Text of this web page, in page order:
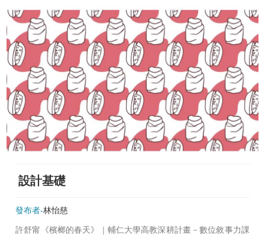
設計基礎
發布者-林怡慈
許舒甯《檳榔的春天》｜輔仁大學高教深耕計畫－數位敘事力課